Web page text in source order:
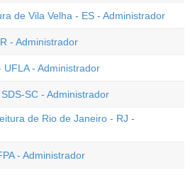
de Vila Velha - ES - Administrador
- Administrador
- Administrador
SC - Administrador
de Rio de Janeiro - RJ -
- Administrador